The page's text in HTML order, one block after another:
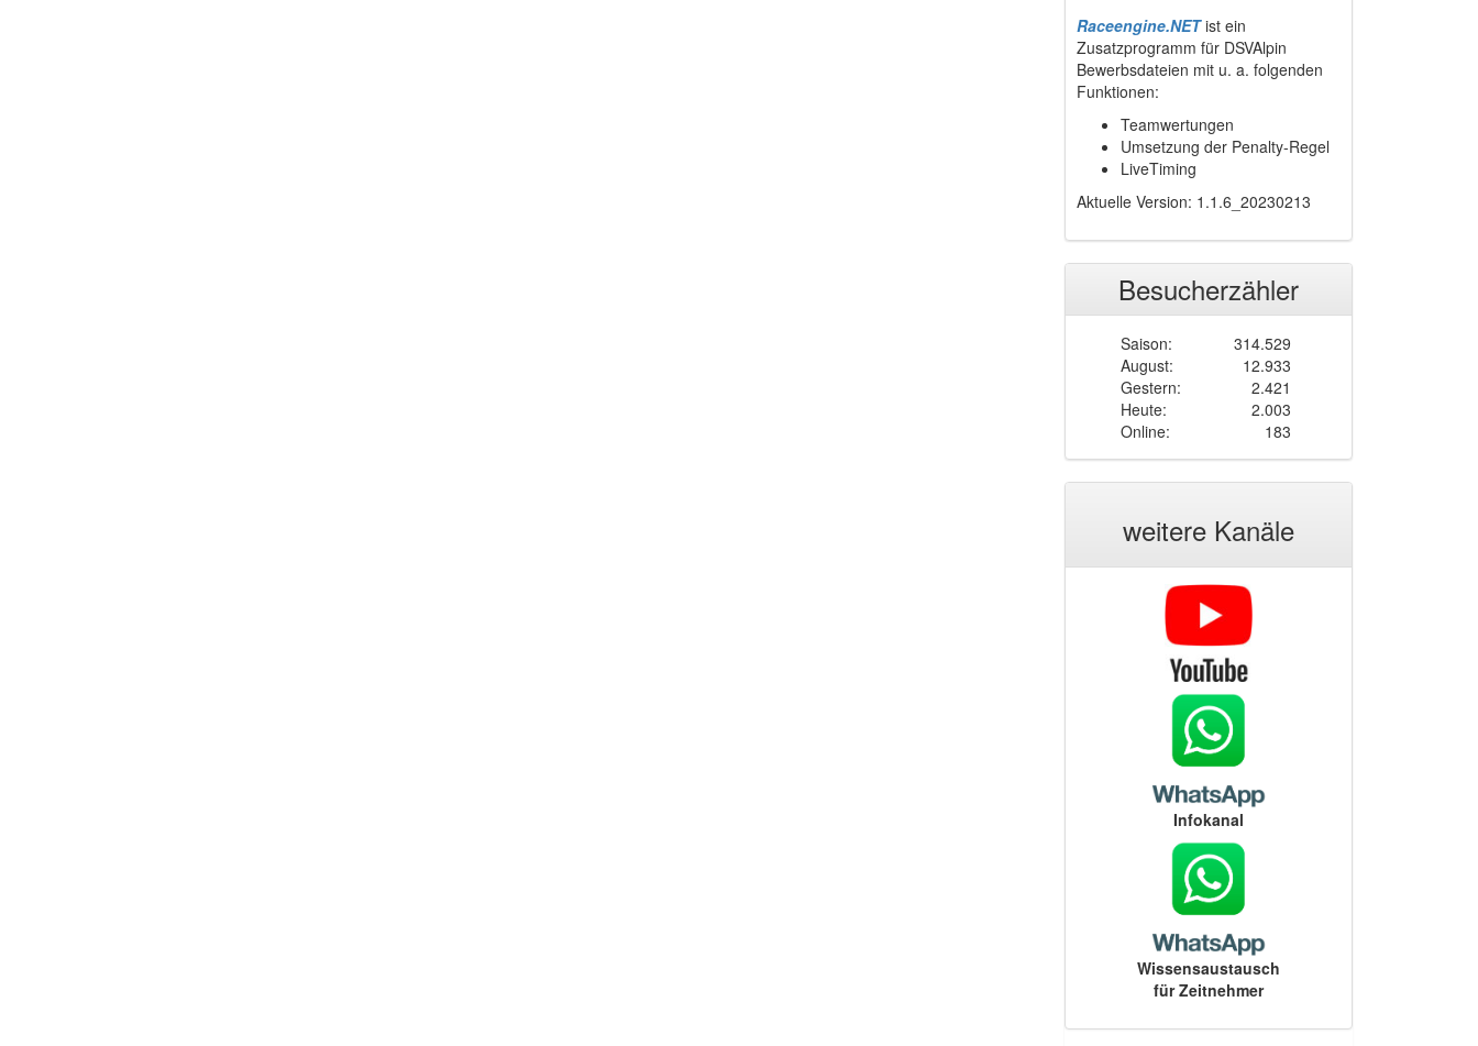
Raceengine.NETist ein
Zusatzprogramm für DSVAlpin
Bewerbsdateien mit u. a. folgenden
Funktionen:
Teamwertungen
Umsetzung der Penalty-Regel
LiveTiming
Aktuelle Version: 1.1.6_20230213
Besucherzähler
Saison:
314.529
August:
12.933
Gestern:
2.421
Heute:
2.003
Online:
183
weitere Kanäle
Infokanal
Wissensaustausch
für Zeitnehmer